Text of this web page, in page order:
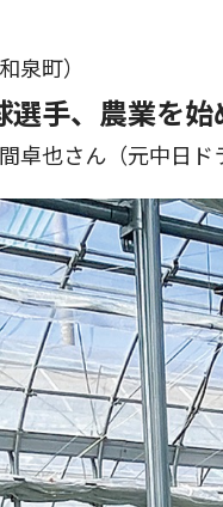
泉町）
選手、農業を始
卓也さん（元中日ド